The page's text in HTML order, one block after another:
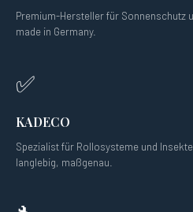
Premium-Hersteller für Sonnenschutz
made in Germany.
✅
KADECO
Spezialist für Rollosysteme und
langlebig, maßgenau.